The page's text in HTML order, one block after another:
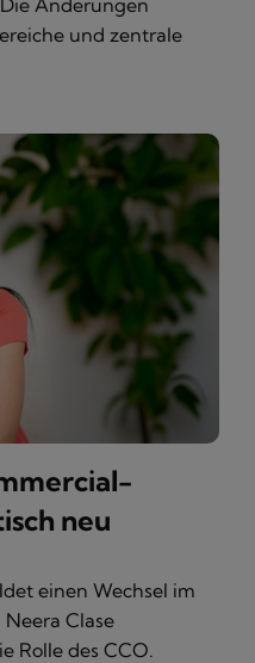
und zentrale
neu
einen Wechsel im
Clase
Rolle des CCO.